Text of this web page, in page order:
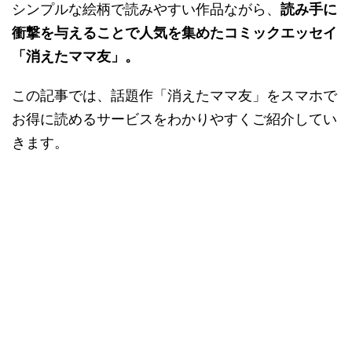
シンプルな絵柄で読みやすい作品ながら、 読み手に
衝撃を与えることで人気を集めたコミックエッセイ
「消えたママ友」。
この記事では、話題作「消えたママ友」をスマホで
お得に読めるサービスをわかりやすくご紹介してい
きます。